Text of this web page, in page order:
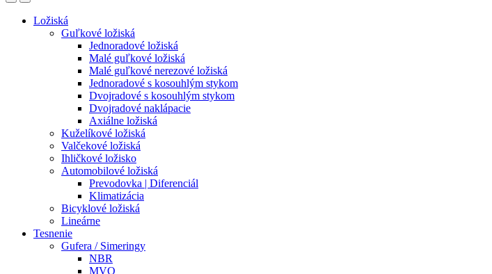
Ložiská
Guľkové ložiská
Jednoradové ložiská
Malé guľkové ložiská
Malé guľkové nerezové ložiská
Jednoradové s kosouhlým stykom
Dvojradové s kosouhlým stykom
Dvojradové naklápacie
Axiálne ložiská
Kuželíkové ložiská
Valčekové ložiská
Ihličkové ložisko
Automobilové ložiská
Prevodovka | Diferenciál
Klimatizácia
Bicyklové ložiská
Lineárne
Tesnenie
Gufera / Simeringy
NBR
MVQ